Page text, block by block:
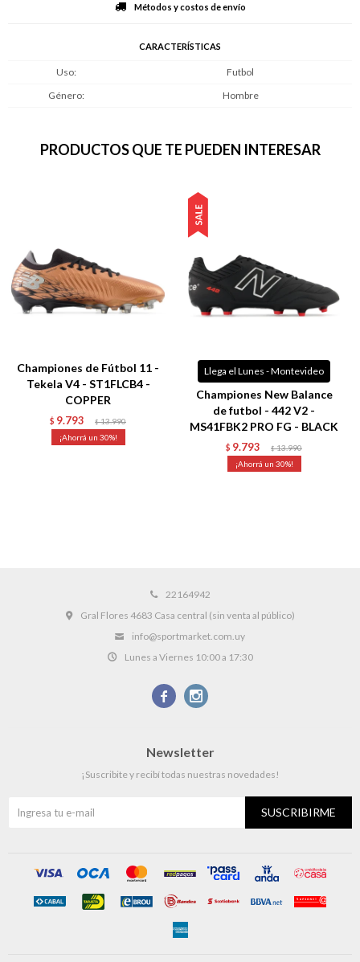
Métodos y costos de envío
CARACTERÍSTICAS
Uso
Futbol
Género
Hombre
PRODUCTOS QUE TE PUEDEN INTERESAR
Championes de Fútbol 11 -
Tekela V4 - ST1FLCB4 -
COPPER
$ 9.793 $ 13.990
30
Llega el Lunes - Montevideo
Championes New Balance
de futbol - 442 V2 -
MS41FBK2 PRO FG - BLACK
$ 9.793 $ 13.990
30
22164942
Gral Flores 4683 Casa central (sin venta al público)
info@sportmarket.com.uy
Lunes a Viernes 10:00 a 17:30
 
Newsletter
¡Suscribite y recibí todas nuestras novedades!
SUSCRIBIRME